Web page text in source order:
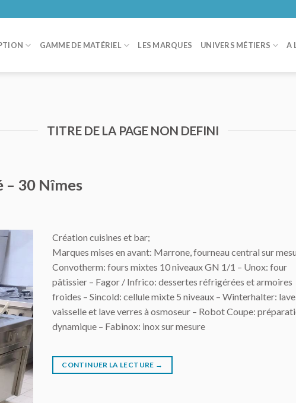
GAMME DE MATÉRIEL LES MARQUES UNIVERS MÉTIERS A
TITRE DE LA PAGE NON DEFINI
– 30 Nîmes
Création cuisines et bar;
Marques mises en avant: Marrone, fourneau central sur
Convotherm: fours mixtes 10 niveaux GN 1/1 – Unox: four
pâtissier – Fagor / Infrico: dessertes réfrigérées et armoires
froides – Sincold: cellule mixte 5 niveaux – Winterhalter: lave
vaisselle et lave verres à osmoseur – Robot Coupe:
dynamique – Fabinox: inox sur mesure
CONTINUER LA LECTURE →